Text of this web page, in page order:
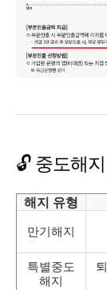
🔓 중도해
해지 유형
만기해지
특별중도
해지